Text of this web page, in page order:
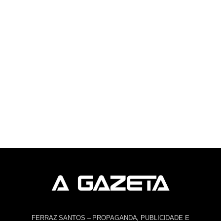
FERRAZ SANTOS – PROPAGANDA, PUBLICIDADE E